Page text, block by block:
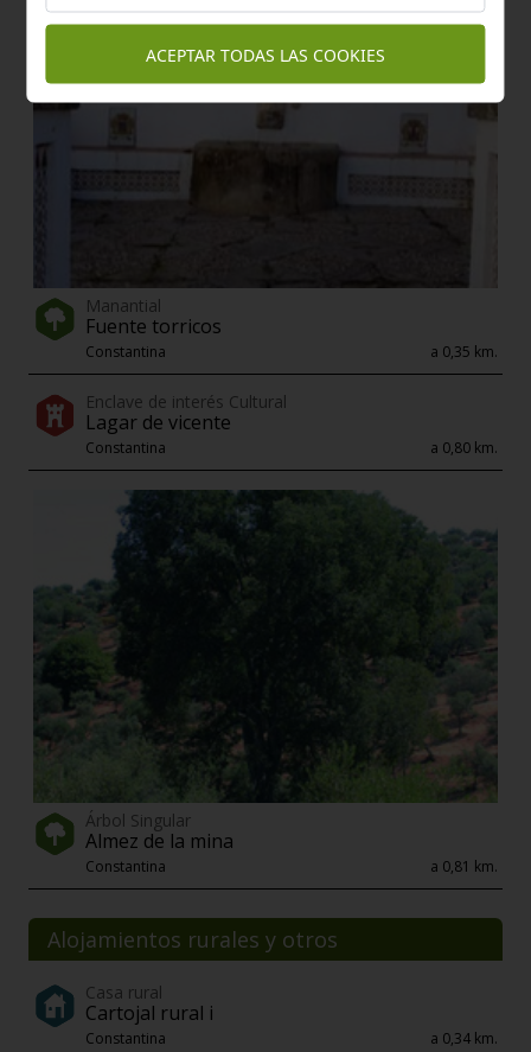
Manantial
Fuente torricos
Constantina a 0,35 km.
Enclave de interés Cultural
Lagar de vicente
Constantina a 0,80 km.
Árbol Singular
Almez de la mina
Constantina a 0,81 km.
Alojamientos rurales y otros
Casa rural
Cartojal rural i
Constantina a 0,34 km.
ACEPTAR TODAS LAS COOKIES